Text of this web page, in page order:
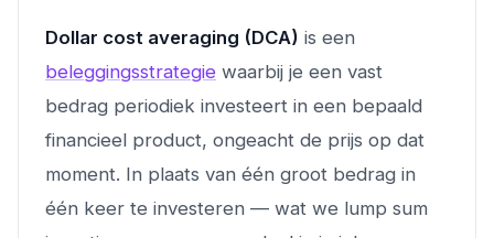
Dollar cost averaging (DCA) is een
beleggingsstrategie waarbij je een vast
bedrag periodiek investeert in een bepaald
financieel product, ongeacht de prijs op dat
moment. In plaats van één groot bedrag in
één keer te investeren — wat we lump sum